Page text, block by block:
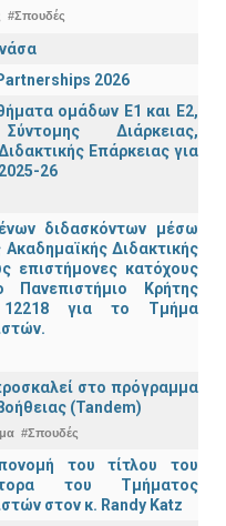
#Σπουδές
2026
ομάδων Ε1 και Ε2,
Διάρκειας,
Επάρκειας για
26
διδασκόντων μέσω
Διδακτικής
επιστήμονες κατόχους
Πανεπιστήμιο Κρήτης
12218 για το Τμήμα
στο πρόγραμμα
(Tandem)
#Σπουδές
του τίτλου του
του Τμήματος
στον κ. Randy Katz